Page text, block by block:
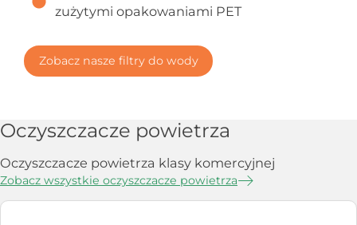
zużytymi opakowaniami PET
Zobacz nasze filtry do wody
Oczyszczacze powietrza
Oczyszczacze powietrza klasy komercyjnej
Zobacz wszystkie oczyszczacze powietrza